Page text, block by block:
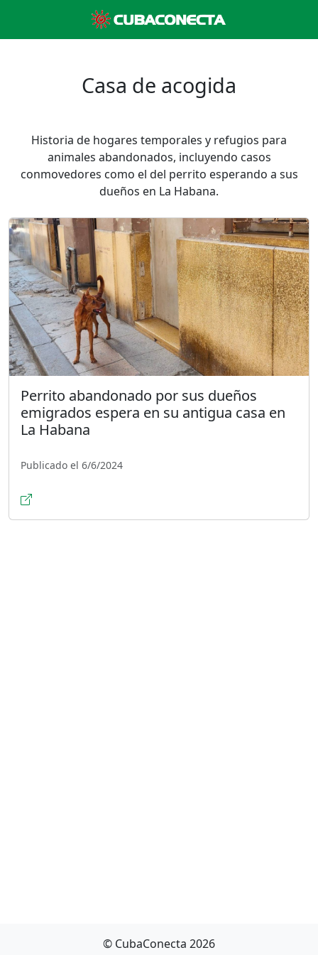
Casa de acogida
Historia de hogares temporales y refugios para
animales abandonados, incluyendo casos
conmovedores como el del perrito esperando a sus
dueños en La Habana.
Perrito abandonado por sus dueños
emigrados espera en su antigua casa en
La Habana
Publicado el 6/6/2024
© CubaConecta 2026